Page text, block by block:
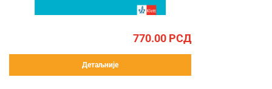
770.00 РСД
Детаљније